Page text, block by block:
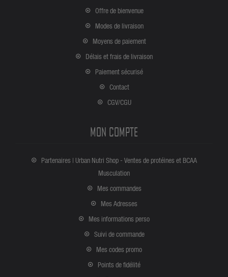
Offre de bienvenue
Modes de livraison
Moyens de paiement
Délais et frais de livraison
Paiement sécurisé
Contact
CGV/CGU
MON COMPTE
Partenaires | Urban Nutri Shop - Ventes de protéines et BCAA
Musculation
Mes commandes
Mes Adresses
Mes informations perso
Suivi de commande
Mes codes promo
Points de fidélité